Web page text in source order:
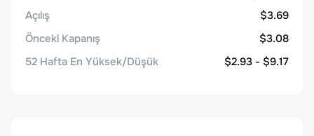
Açılış
$3.69
Önceki Kapanış
$3.08
52 Hafta En Yüksek/Düşük
$2.93 - $9.17